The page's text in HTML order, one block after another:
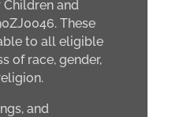
and
These
to all eligible
of race, gender,
and